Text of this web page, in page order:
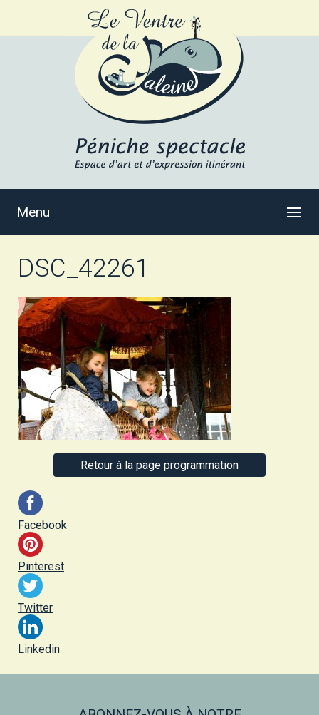
Menu
DSC_42261
Retour à la page programmation
Facebook
Pinterest
Twitter
Linkedin